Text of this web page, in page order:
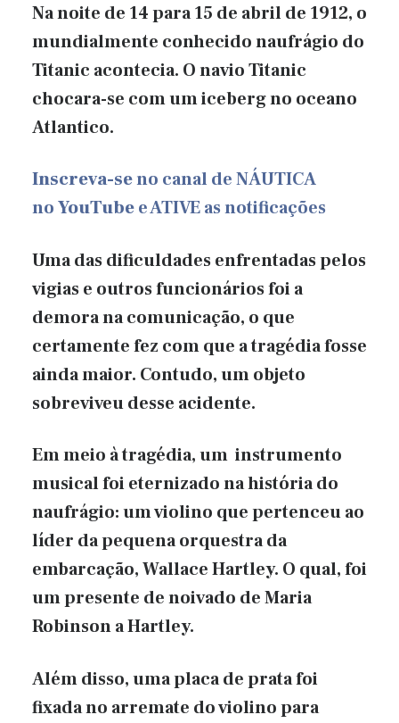
Na noite de 14 para 15 de abril de 1912, o
mundialmente conhecido naufrágio do
Titanic acontecia. O navio Titanic
chocara-se com um iceberg no oceano
Atlantico.
Inscreva-seno canal de NÁUTICA
noYouTubee ATIVE as notificações
Uma das dificuldades enfrentadas pelos
vigias e outros funcionários foi a
demora na comunicação, o que
certamente fez com que a tragédia fosse
ainda maior. Contudo, um objeto
sobreviveu desse acidente.
Em meio à tragédia, um instrumento
musical foi eternizado na história do
naufrágio: um violino que pertenceu ao
líder da pequena orquestra da
embarcação, Wallace Hartley. O qual, foi
um presente de noivado de Maria
Robinson a Hartley.
Além disso, uma placa de prata foi
fixada no arremate do violino para